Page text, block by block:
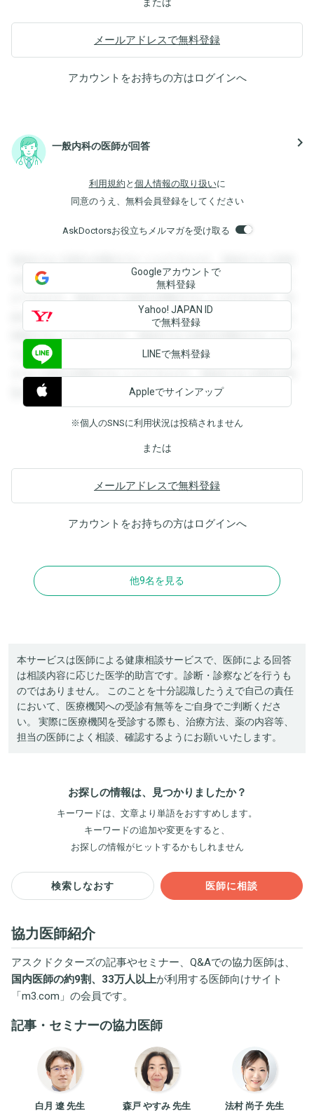
メールアドレスで無料登録
アカウントをお持ちの方はログインへ
一般内科の医師が回答 navigate_next
利用規約 と 個人情報の取り扱いに
同意のうえ、無料会員登録をしてください
AskDoctorsお役立ちメルマガを受け取る
登録すると回答を閲覧することができます。登録すると回答
を閲覧することができます。登録すると回答を閲覧すること
ができます。登録すると回答を閲覧することができます。登
録すると回答を閲覧することができます。登録すると回答を
閲覧することができます。登録すると回答を閲覧することが
できます。登録すると回答を閲覧することができます。登録
すると回答を閲覧することができます。登録すると回答を閲
覧することができます。
Googleアカウントで
無料登録
Yahoo! JAPAN ID
で無料登録
LINEで無料登録
Appleでサインアップ
※個人のSNSに利用状況は投稿されません
または
メールアドレスで無料登録
アカウントをお持ちの方はログインへ
他9名を見る
本サービスは医師による健康相談サービスで、医師による回答
は相談内容に応じた医学的助言です。診断・診察などを行うも
のではありません。 このことを十分認識したうえで自己の責任
において、医療機関への受診有無等をご自身でご判断くださ
い。 実際に医療機関を受診する際も、治療方法、薬の内容等、
担当の医師によく相談、確認するようにお願いいたします。
お探しの情報は、見つかりましたか？
キーワードは、文章より単語をおすすめします。
キーワードの追加や変更をすると、
お探しの情報がヒットするかもしれません
検索しなおす 医師に相談
協力医師紹介
アスクドクターズの記事やセミナー、Q&Aでの協力医師は、
国内医師の約9割、33万人以上が利用する医師向けサイト
「m3.com 」の会員です。
記事・セミナーの協力医師
白月 遼 先生 森戸 やすみ 先生 法村 尚子 先生